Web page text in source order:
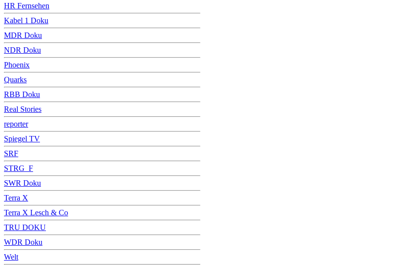
HR Fernsehen
Kabel 1 Doku
MDR Doku
NDR Doku
Phoenix
Quarks
RBB Doku
Real Stories
reporter
Spiegel TV
SRF
STRG_F
SWR Doku
Terra X
Terra X Lesch & Co
TRU DOKU
WDR Doku
Welt